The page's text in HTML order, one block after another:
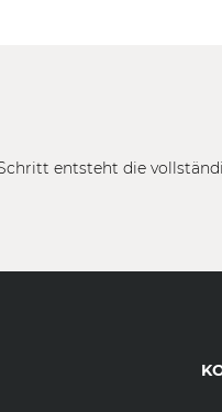
entsteht die